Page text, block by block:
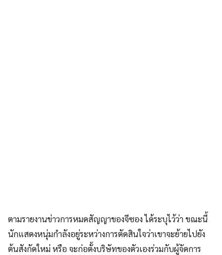
ตามรายงานข่าวการหมดสัญญาของจีซอง ได้ระบุไว้ว่า ขณะนี้
นักแสดงหนุ่มกำลังอยู่ระหว่างการตัดสินใจว่าเขาจะย้ายไปยัง
ต้นสังกัดใหม่ หรือ จะก่อตั้งบริษัทของตัวเองร่วมกับผู้จัดการ